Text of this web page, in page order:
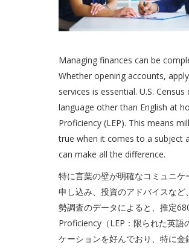
Managing finances can be
Whether opening accounts,
services is essential. U.S.
language other than English at
Proficiency (LEP). This means
true when it comes to a subject
can make all the difference.
特に言葉の壁が明確なコミュニ
申し込み、投資のアドバイスな
勢調査のデータによると、推定
Proficiency（LEP：限られた英語
ケーションを好んでおり、特に